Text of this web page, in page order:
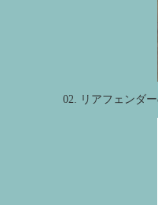
02. リアフェンダ